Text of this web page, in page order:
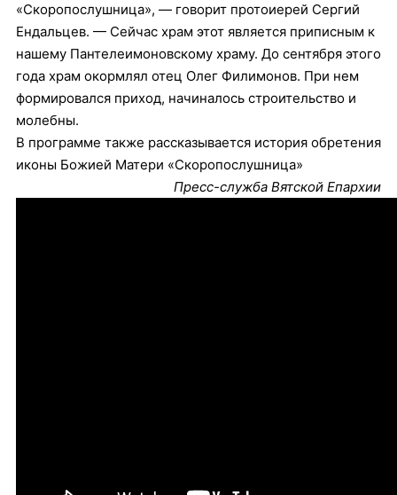
«Скоропослушница», — говорит протоиерей Сергий
Ендальцев. — Сейчас храм этот является приписным к
нашему Пантелеимоновскому храму. До сентября этого
года храм окормлял отец Олег Филимонов. При нем
формировался приход, начиналось строительство и
молебны.
В программе также рассказывается история обретения
иконы Божией Матери «Скоропослушница»
Пресс-служба Вятской Епархии